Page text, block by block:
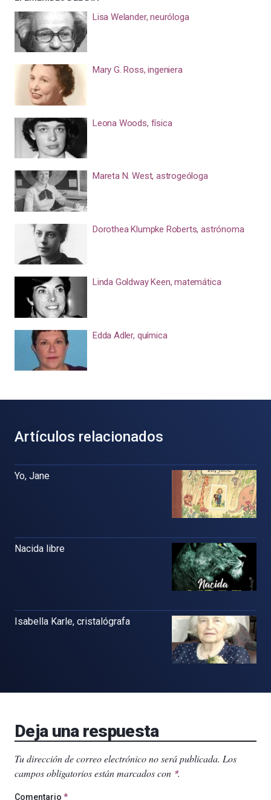
Lisa Welander, neuróloga
Mary G. Ross, ingeniera
Leona Woods, física
Mareta N. West, astrogeóloga
Dorothea Klumpke Roberts, astrónoma
Linda Goldway Keen, matemática
Edda Adler, química
Artículos relacionados
Yo, Jane
Nacida libre
Isabella Karle, cristalógrafa
Deja una respuesta
Tu dirección de correo electrónico no será publicada. Los
campos obligatorios están marcados con *.
Comentario *